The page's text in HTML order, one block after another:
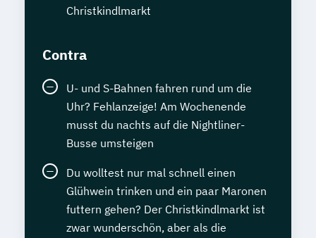
Christkindlmarkt
Contra
U- und S-Bahnen fahren rund um die
Uhr? Fehlanzeige! Am Wochenende
musst du nachts auf die Nightliner-
Busse umsteigen
Du wolltest nur mal schnell einen
Glühwein trinken und ein paar Maronen
futtern gehen? Der Christkindlmarkt ist
zwar wunderschön, aber als die